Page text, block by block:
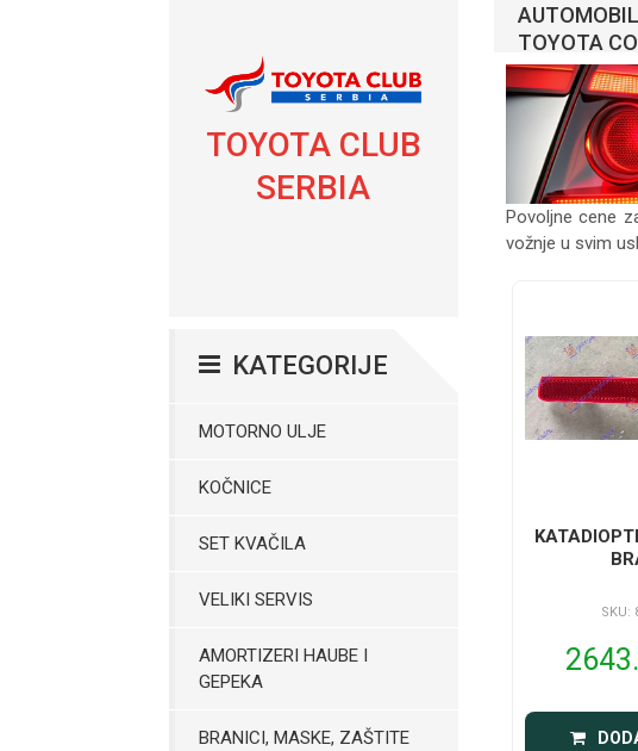
TOYOTA CLUB
SERBIA
KATEGORIJE
MOTORNO ULJE
KOČNICE
SET KVAČILA
VELIKI SERVIS
AMORTIZERI HAUBE I
GEPEKA
BRANICI, MASKE, ZAŠTITE
TOYOTA
Povoljne cene
vožnje u svim
SKU: